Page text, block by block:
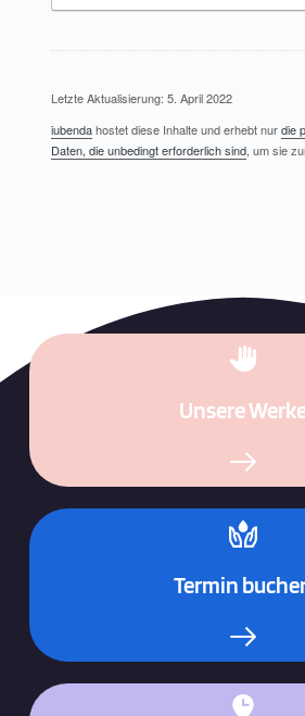
Letzte Aktualisierung: 5. April 2022
iubendahostet diese Inhalte und erhebt nurdie
Daten, die unbedingt erforderlich sind, um sie
Unsere
Termin